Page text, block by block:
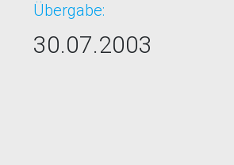
Übergabe:
30.07.2003